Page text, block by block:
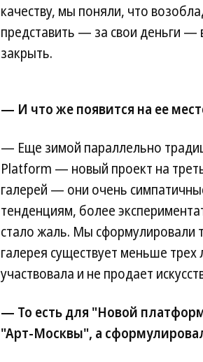
качеству, мы поняли, что
представить — за свои деньги
закрыть.
— И что же появится на ее
— Еще зимой параллельно
Platform — новый проект на
галерей — они очень
тенденциям, более
стало жаль. Мы сформулировали
галерея существует меньше
участвовала и не продает
— То есть для "Новой
"Арт-Москвы", а